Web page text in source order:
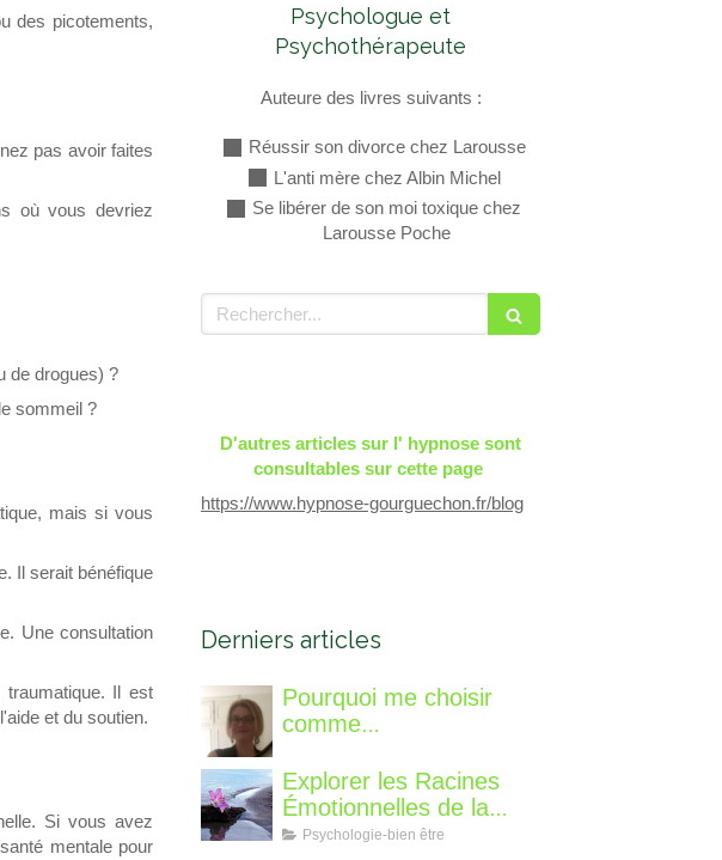
des picotements,
pas avoir faites
où vous devriez
de drogues) ?
sommeil ?
mais si vous
Il serait bénéfique
Une consultation
Il est
et du soutien.
Si vous avez
mentale pour
Psychologue et
Psychothérapeute
Auteure des livres suivants :
Réussir son divorce chez Larousse
L'anti mère chez Albin Michel
Se libérer de son moi toxique chez
Larousse Poche
Rechercher
D'autres articles sur l' hypnose sont
consultables sur cette page
https://www.hypnose-gourguechon.fr/blog
Derniers articles
Pourquoi me choisir
comme
suis-je, qu'est ce que je
vous propose de
différent?
Explorer les Racines
Émotionnelles de la
Perte de Poids : Un
Psychologie-bien être